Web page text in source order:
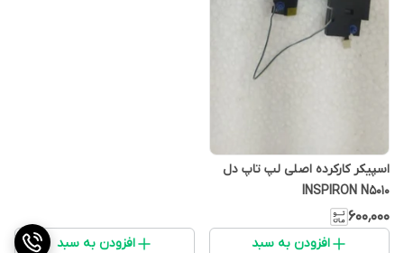
اسپیکر کارکرده اصلی لپ تاپ دل
INSPIRON N5010
۶۰۰٬۰۰۰
افزودن به سبد افزودن به سبد